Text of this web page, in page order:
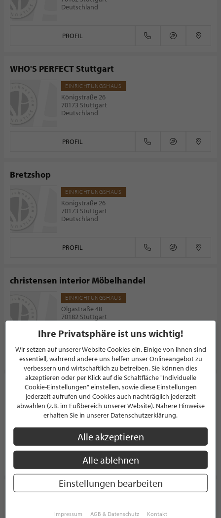
Deutschland
PROFIL
WHO'S PERFECT Stuttgart
EINRICHTUNGSHAUS
Königstraße 26
70173 Stuttgart
Deutschland
PROFIL
Bretzshop
EINRICHTUNGSHAUS
Königstraße 26
70173 Stuttgart
Deutschland
PROFIL
christensen interior Möbelhandel
EINRICHTUNGSHAUS
Olgastraße 48
70182 Stuttgart
PROFIL
Möbelhaus Mornhinweg
EINRICHTUNGSHAUS
Grabenstraße 12-18
Deutschland
Studio HANS
Ihre Privatsphäre ist uns wichtig!
Wir setzen auf unserer Website Cookies ein. Einige von ihnen sind
essentiell, während andere uns helfen unser Onlineangebot zu
verbessern und wirtschaftlich zu betreiben. Sie können dies
akzeptieren oder per Klick auf die Schaltfläche "Individuelle
Cookie-Einstellungen" einstellen, sowie diese Einstellungen
jederzeit aufrufen und Cookies auch nachträglich jederzeit
abwählen (z.B. im Fußbereich unserer Website). Nähere Hinweise
erhalten Sie in unserer Datenschutzerklärung.
Alle akzeptieren
Alle ablehnen
Einstellungen bearbeiten
Impressum AGB & Datenschutz Kontakt